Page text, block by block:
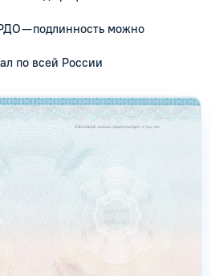
— подлинность можно
по всей России